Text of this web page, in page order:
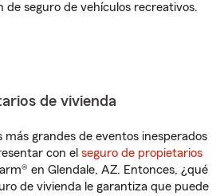
de seguro de vehículos recreativos.
de vivienda
más grandes de eventos inesperados
con el seguro de propietarios
en Glendale, AZ. Entonces, ¿qué
de vivienda le garantiza que puede